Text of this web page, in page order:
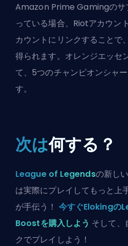
Amazon Prime Gamingのサ
っている場合、Riotアカウ
カウントにリンクすることで
得られます。オレンジエッセ
て、5つのチャンピオンシャ
す。
次は何する？
League of Legendsの新し
は実際にプレイしてもっと上
が手伝う！ 今すぐElokingの
Boostを購入しよう そして、
クでプレイしよう！